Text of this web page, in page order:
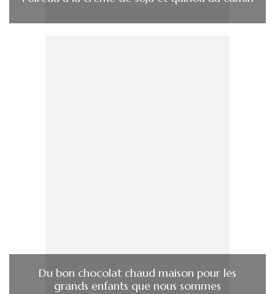
Du bon chocolat chaud maison pour les
grands enfants que nous sommes